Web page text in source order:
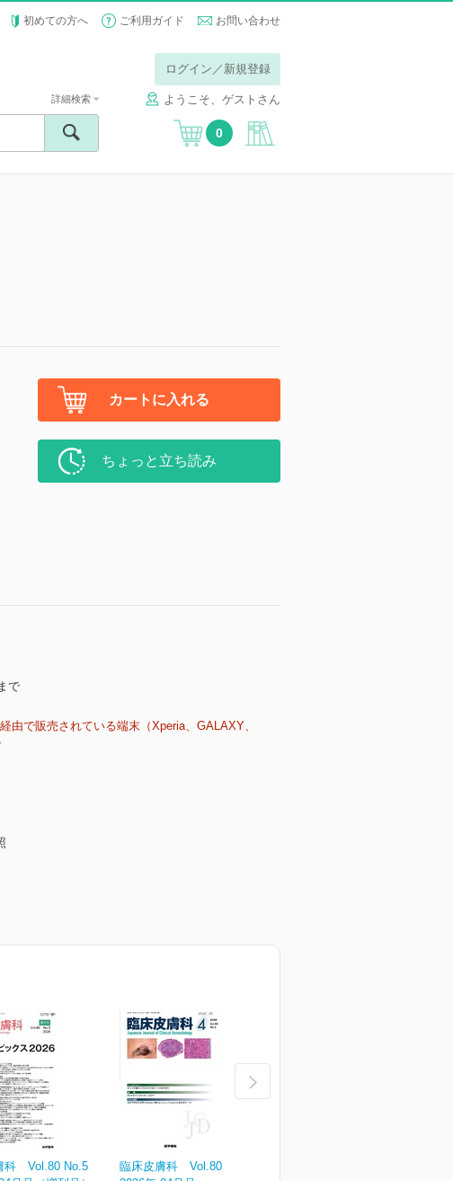
初めての方へ ご利用ガイド お問い合わせ
ログイン／新規登録
ようこそ、ゲストさん
詳細検索
0
カートに入れる
ちょっと立ち読み
で
で販売されている端末（Xperia、GALAXY、
科 Vol.80 No.5
臨床皮膚科 Vol.80 No.4